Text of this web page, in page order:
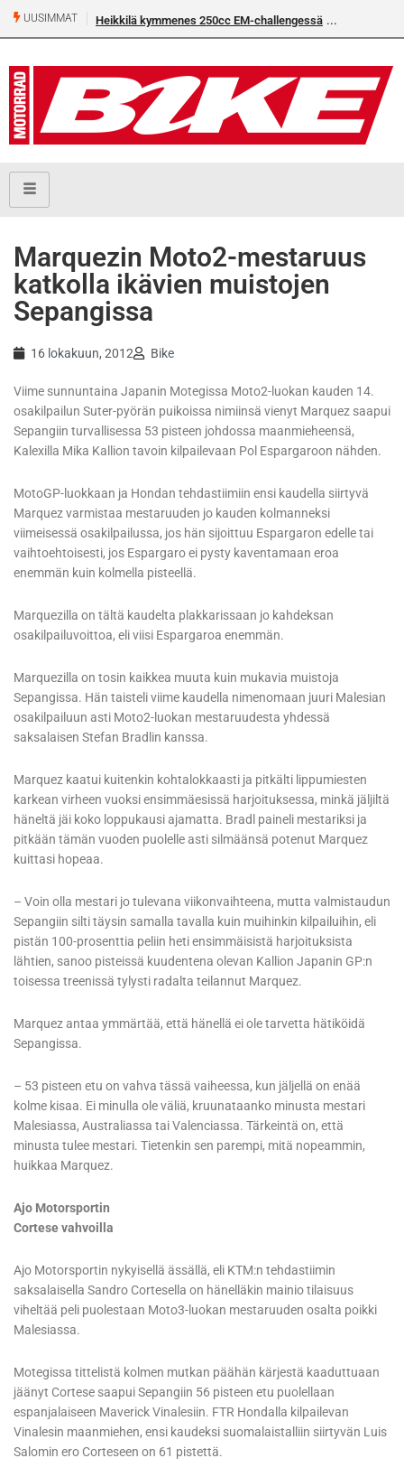
UUSIMMAT Heikkilä kymmenes 250cc EM-challengessä
Marquezin Moto2-mestaruus
katkolla ikävien muistojen
Sepangissa
16 lokakuun, 2012 Bike
Viime sunnuntaina Japanin Motegissa Moto2-luokan kauden 14.
osakilpailun Suter-pyörän puikoissa nimiinsä vienyt Marquez saapui
Sepangiin turvallisessa 53 pisteen johdossa maanmieheensä,
Kalexilla Mika Kallion tavoin kilpailevaan Pol Espargaroon nähden.
MotoGP-luokkaan ja Hondan tehdastiimiin ensi kaudella siirtyvä
Marquez varmistaa mestaruuden jo kauden kolmanneksi
viimeisessä osakilpailussa, jos hän sijoittuu Espargaron edelle tai
vaihtoehtoisesti, jos Espargaro ei pysty kaventamaan eroa
enemmän kuin kolmella pisteellä.
Marquezilla on tältä kaudelta plakkarissaan jo kahdeksan
osakilpailuvoittoa, eli viisi Espargaroa enemmän.
Marquezilla on tosin kaikkea muuta kuin mukavia muistoja
Sepangissa. Hän taisteli viime kaudella nimenomaan juuri Malesian
osakilpailuun asti Moto2-luokan mestaruudesta yhdessä
saksalaisen Stefan Bradlin kanssa.
Marquez kaatui kuitenkin kohtalokkaasti ja pitkälti lippumiesten
karkean virheen vuoksi ensimmäesissä harjoituksessa, minkä jäljiltä
häneltä jäi koko loppukausi ajamatta. Bradl paineli mestariksi ja
pitkään tämän vuoden puolelle asti silmäänsä potenut Marquez
kuittasi hopeaa.
– Voin olla mestari jo tulevana viikonvaihteena, mutta valmistaudun
Sepangiin silti täysin samalla tavalla kuin muihinkin kilpailuihin, eli
pistän 100-prosenttia peliin heti ensimmäisistä harjoituksista
lähtien, sanoo pisteissä kuudentena olevan Kallion Japanin GP:n
toisessa treenissä tylysti radalta teilannut Marquez.
Marquez antaa ymmärtää, että hänellä ei ole tarvetta hätiköidä
Sepangissa.
– 53 pisteen etu on vahva tässä vaiheessa, kun jäljellä on enää
kolme kisaa. Ei minulla ole väliä, kruunataanko minusta mestari
Malesiassa, Australiassa tai Valenciassa. Tärkeintä on, että
minusta tulee mestari. Tietenkin sen parempi, mitä nopeammin,
huikkaa Marquez.
Ajo Motorsportin
Cortese vahvoilla
Ajo Motorsportin nykyisellä ässällä, eli KTM:n tehdastiimin
saksalaisella Sandro Cortesella on hänelläkin mainio tilaisuus
viheltää peli puolestaan Moto3-luokan mestaruuden osalta poikki
Malesiassa.
Motegissa tittelistä kolmen mutkan päähän kärjestä kaaduttuaan
jäänyt Cortese saapui Sepangiin 56 pisteen etu puolellaan
espanjalaiseen Maverick Vinalesiin. FTR Hondalla kilpailevan
Vinalesin maanmiehen, ensi kaudeksi suomalaistalliin siirtyvän Luis
Salomin ero Corteseen on 61 pistettä.